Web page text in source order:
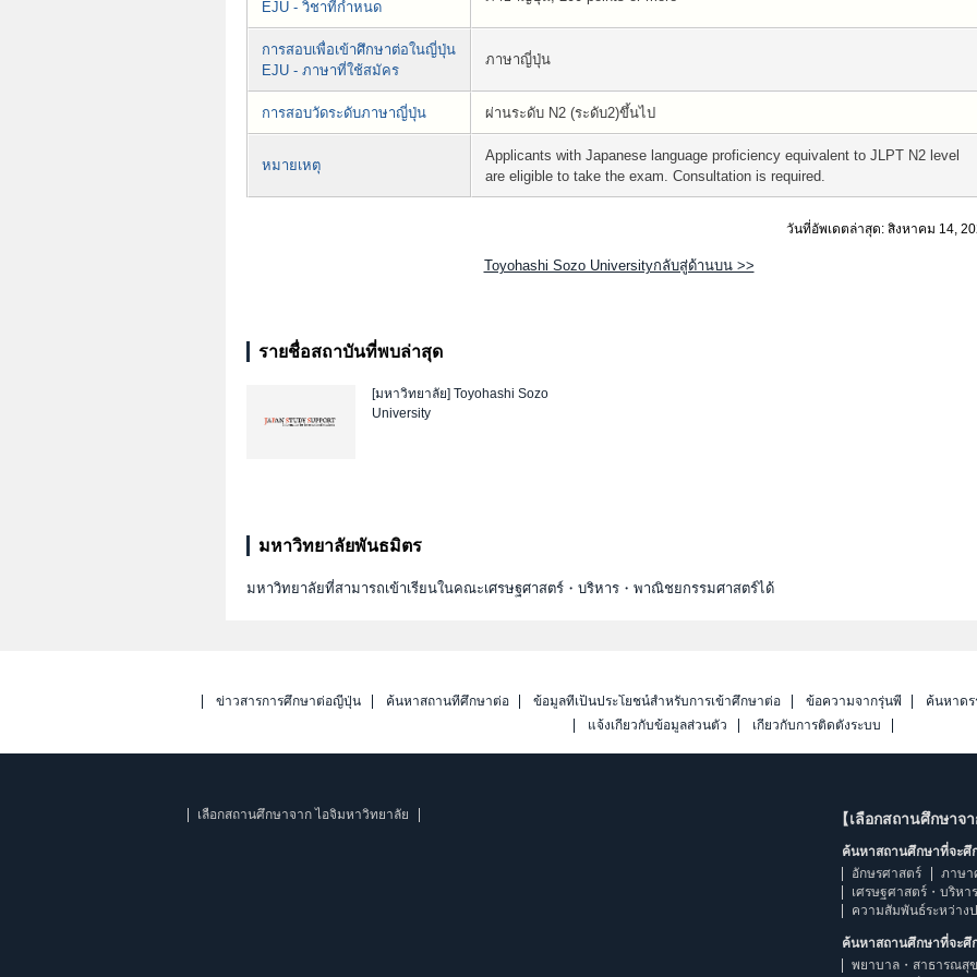
EJU - วิชาที่กำหนด
การสอบเพื่อเข้าศึกษาต่อในญี่ปุ่น
EJU - ภาษาที่ใช้สมัคร
ภาษาญี่ปุ่น
การสอบวัดระดับภาษาญี่ปุ่น ผ่านระดับ N2 (ระดับ2)ขึ้นไป
หมายเหตุ
Applicants with Japanese language proficiency equivalent to JLPT N2 level
are eligible to take the exam. Consultation is required.
วันที่อัพเดตล่าสุด: สิงหาคม 14,
Toyohashi Sozo Universityกลับสู่ด้านบน >>
รายชื่อสถาบันที่พบล่าสุด
[มหาวิทยาลัย] Toyohashi Sozo
University
มหาวิทยาลัยพันธมิตร
มหาวิทยาลัยที่สามารถเข้าเรียนในคณะเศรษฐศาสตร์・บริหาร・พาณิชยกรรมศาสตร์ได้
ข่าวสารการศึกษาต่อญี่ปุ่น ค้นหาสถานที่ศึกษาต่อ ข้อมูลที่เป็นประโยชน์สำหรับการเข้าศึกษาต่อ ข้อความจากรุ่นพี่
ค้นหาด
แจ้งเกี่ยวกับข้อมูลส่วนตัว
เกี่ยวกับการติดตั้งระบบ
เลือกสถานศึกษาจาก ไอจิมหาวิทยาลัย 【เลือกสถานศึกษาจ
ค้นหาสถานศึกษาที่จะศึ
อักษรศาสตร์
ภาษา
เศรษฐศาสตร์・บริห
ความสัมพันธ์ระหว่าง
ค้นหาสถานศึกษาที่จะศึ
พยาบาล・สาธารณสุ